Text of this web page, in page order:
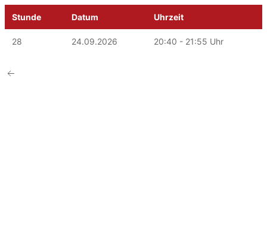
Stunde Datum Uhrzeit
28 24.09.2026 20:40 - 21:55 Uhr